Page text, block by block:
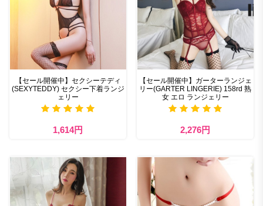
【セール開催中】セクシーテディ
(SEXYTEDDY) セクシー下着ランジ
ェリー
1,614円
【セール開催中】ガーターランジェ
リー(GARTER LINGERIE) 158rd 熟
女 エロ ランジェリー
2,276円